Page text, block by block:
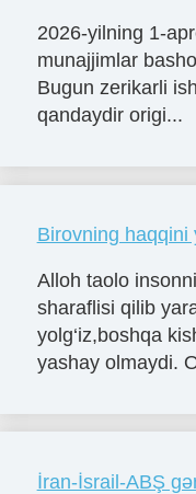
2026-yilning 1-
munajjimlar
Bugun zerikarli
qandaydir origi...
Birovning haqqini
Alloh taolo
sharaflisi qilib
yolg‘iz,boshqa
yashay olmaydi.
İran-İsrail-ABŞ